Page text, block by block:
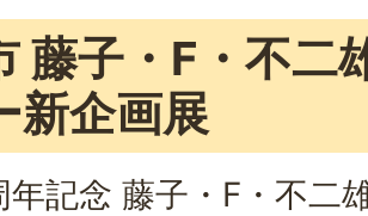
藤子・F・不二
新企画展
年記念 藤子・F・不二